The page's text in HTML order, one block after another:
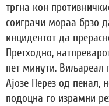
тргна кон
соиграчи мораа брзо
инцидентот да
Претходно,
пет минути. Виљареал
Ајозе Перез од пенал,
подоцна го израмни